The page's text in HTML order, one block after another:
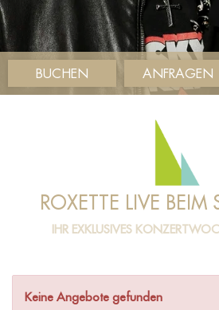
BUCHEN ANFRAGEN
ROXETTE LIVE
IHR EXKLUSIVES
Keine Angebote gefunden